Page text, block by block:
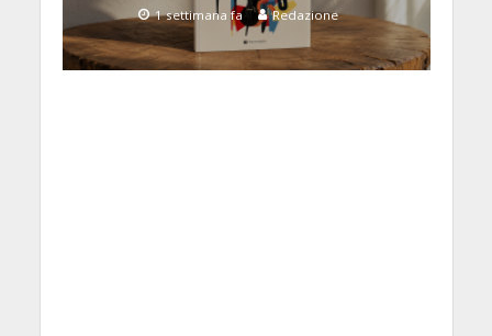
1 settimana fa Redazione